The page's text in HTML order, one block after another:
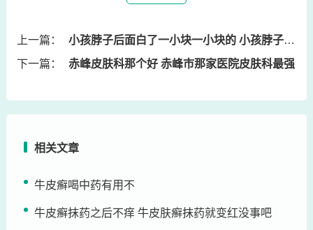
上一篇：
小孩脖子后面白了一小块一小块的 小孩脖子后有一点白色怎么办
下一篇：
赤峰皮肤科那个好 赤峰市那家医院皮肤科最强
相关文章
牛皮癣喝中药有用不
牛皮癣抹药之后不痒 牛皮肤癣抹药就变红没事吧